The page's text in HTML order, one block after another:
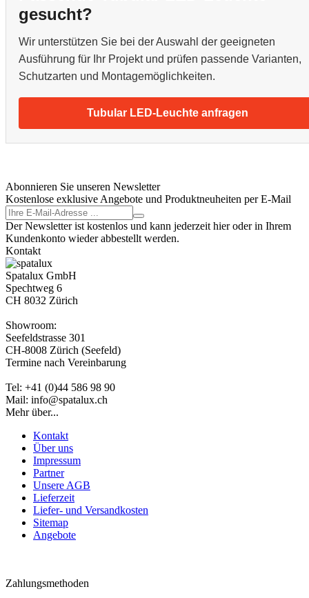
gesucht?
Wir unterstützen Sie bei der Auswahl der geeigneten
Ausführung für Ihr Projekt und prüfen passende Varianten,
Schutzarten und Montagemöglichkeiten.
Tubular LED-Leuchte anfragen
Abonnieren Sie unseren Newsletter
Kostenlose exklusive Angebote und Produktneuheiten per E-Mail
Der Newsletter ist kostenlos und kann jederzeit hier oder in Ihrem
Kundenkonto wieder abbestellt werden.
Kontakt
Spatalux GmbH
Spechtweg 6
CH 8032 Zürich
Showroom:
Seefeldstrasse 301
CH-8008 Zürich (Seefeld)
Termine nach Vereinbarung
Tel: +41 (0)44 586 98 90
Mail: info@spatalux.ch
Mehr über...
Kontakt
Über uns
Impressum
Partner
Unsere AGB
Lieferzeit
Liefer- und Versandkosten
Sitemap
Angebote
Zahlungsmethoden